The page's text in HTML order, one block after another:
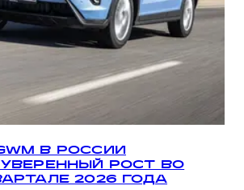
В РОССИИ
РОСТ ВО
2026 ГОДА